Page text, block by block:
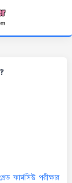
ফার্মাসিস্ট পরীক্ষার